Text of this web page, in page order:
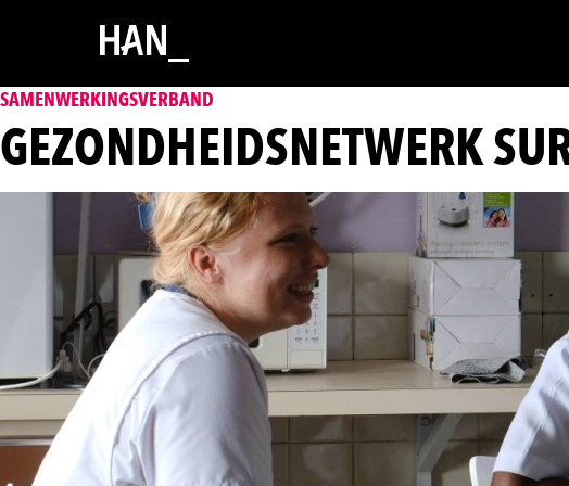
SAMENWERKINGSVERBAND
GEZONDHEIDSNETWERK